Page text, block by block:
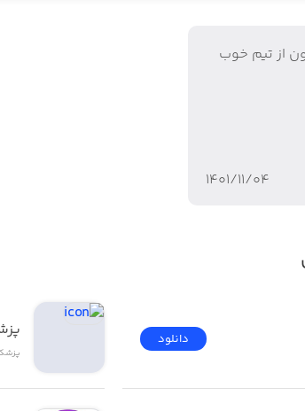
از تیم خوب
۱۴۰۱/۱۱/۰۴
دانلود